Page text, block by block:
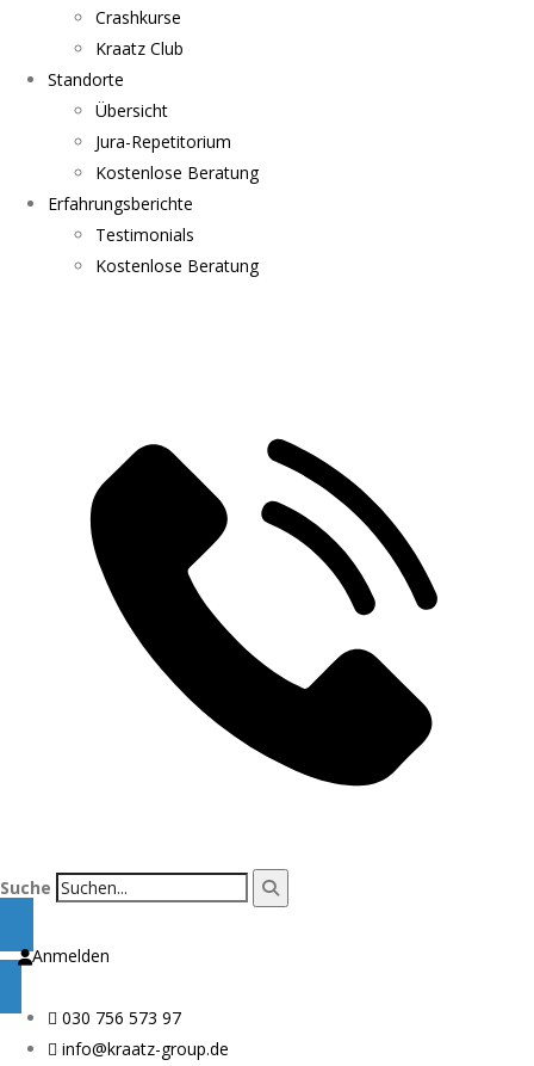
Crashkurse
Kraatz Club
Standorte
Übersicht
Jura-Repetitorium
Kostenlose Beratung
Erfahrungsberichte
Testimonials
Kostenlose Beratung
Suche
Anmelden
030 756 573 97
info@kraatz-group.de